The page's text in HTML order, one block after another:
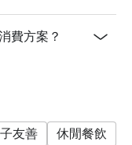
費方案？
友善 休閒餐飲